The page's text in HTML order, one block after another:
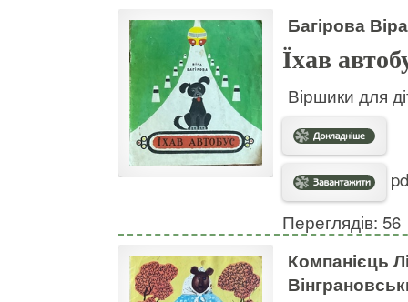
Багірова Віра
Їхав
Віршики для
Переглядів: 56
Компанієць